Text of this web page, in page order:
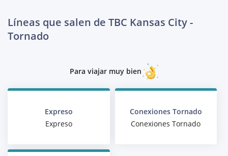
Líneas que salen de TBC Kansas City -
Tornado
Para viajar muy bien
Expreso
Expreso
Conexiones Tornado
Conexiones Tornado